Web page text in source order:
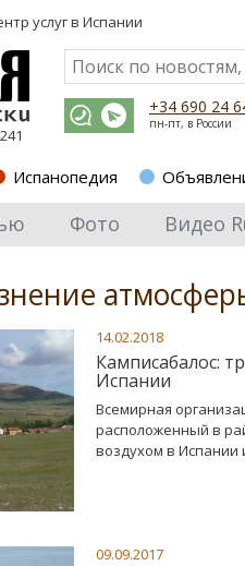
услуг в Испании
+34 690 24
пн-пт, в России
Испанопедия
Фото Видео
14.02.2018
Камписабалос:
Испании
Всемирная
расположенный в
воздухом в Испании
09.09.2017